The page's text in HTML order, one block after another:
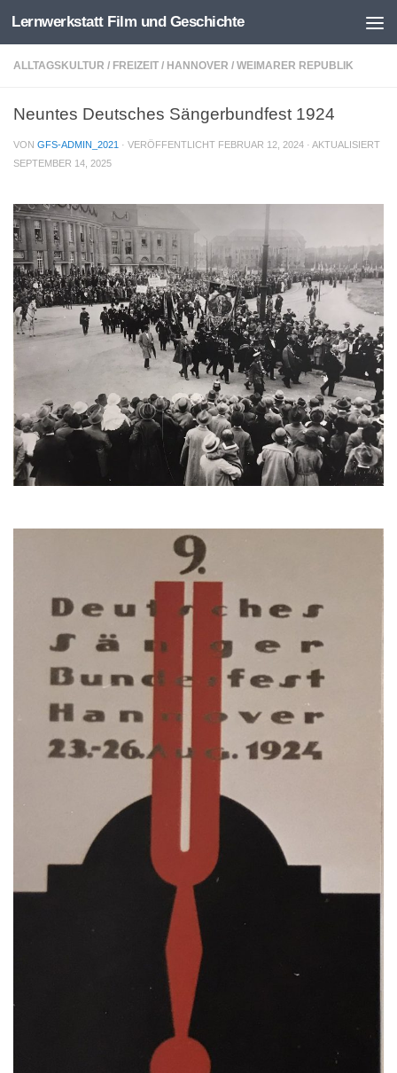
Zum Inhalt springen
Lernwerkstatt Film und Geschichte
ALLTAGSKULTUR / FREIZEIT / HANNOVER / WEIMARER REPUBLIK
Neuntes Deutsches Sängerbundfest 1924
VON GFS-ADMIN_2021 · VERÖFFENTLICHT FEBRUAR 12, 2024 · AKTUALISIERT
SEPTEMBER 14, 2025